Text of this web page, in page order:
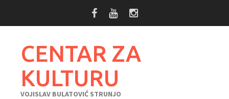
CENTAR ZA
KULTURU
VOJISLAV BULATOVIĆ STRUNJO